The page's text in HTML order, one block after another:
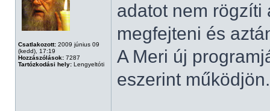
Csatlakozott: 2009 június 09
(kedd), 17:19
Hozzászólások: 7287
Tartózkodási hely: Lengyeltóti
adatot nem rögzíti
megfejteni és
A Meri új
eszerint